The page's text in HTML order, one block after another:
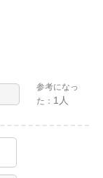
参考になっ
た： 1人